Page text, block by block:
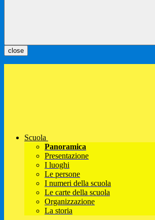
close
Scuola
Panoramica
Presentazione
I luoghi
Le persone
I numeri della scuola
Le carte della scuola
Organizzazione
La storia